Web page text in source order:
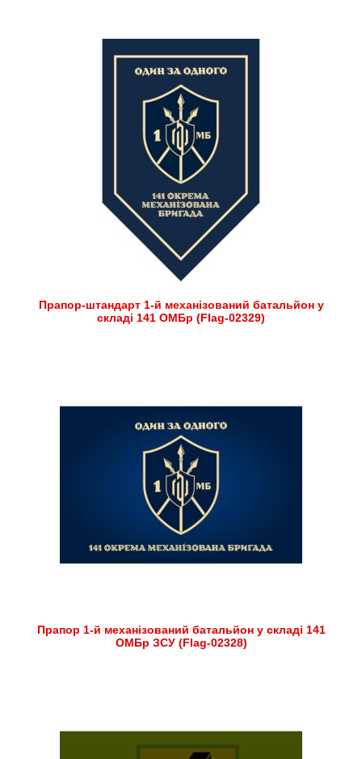
Прапор-штандарт 1-й механізований батальйон у
складі 141 ОМБр (Flag-02329)
Прапор 1-й механізований батальйон у складі 141
ОМБр ЗСУ (Flag-02328)